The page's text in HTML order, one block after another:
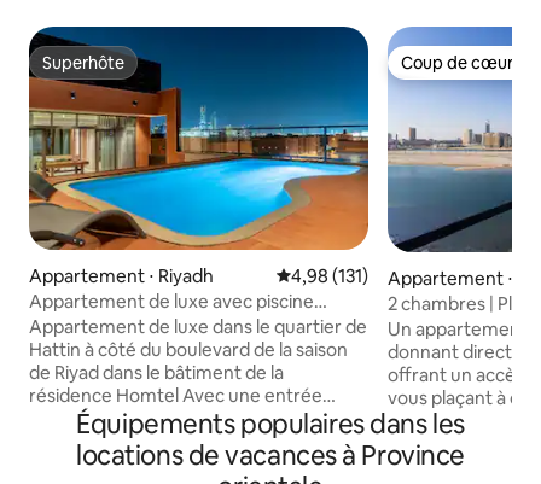
Superhôte
Superhôte
Appartement ⋅ Riyadh Évaluation moyenne sur la
4,98 (131)
Appartement de luxe avec piscine
privée 12
Appartement de luxe dans le quartier de
Hattin à côté du boulevard de la saison
de Riyad dans le bâtiment de la
résidence Homtel Avec une entrée
autonome intelligente composée de : -
Piscine privée donnant sur le KAFD et le
boulevard - Billard - Salon extérieur -
Coup de cœur
Coup de cœur
Appartement ⋅ Al
2 chambres |
vue sur la mer
Un appartement
donnant
offrant un accès
vous plaçant à
pont de Bahreïn.
Chambres : deux
principale. •
Équipements populaires dans les
locations de vacances à Province